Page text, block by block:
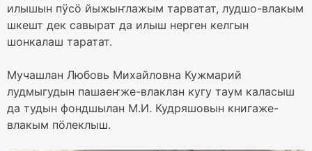
илышын пӱсӧ йыжыҥлажым тарватат, лудшо-влакым
шкешт дек савырат да илыш нерген келгын
шонкалаш таратат.
Мучашлан Любовь Михайловна Кужмарий
лудмыгудын пашаеҥже-влаклан кугу таум каласыш
да тудын фондшылан М.И. Кудряшовын книгаже-
влакым пӧлеклыш.